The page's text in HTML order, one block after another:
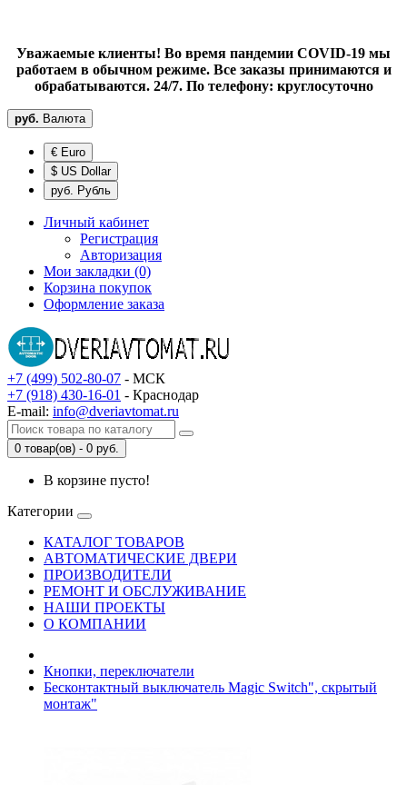
Уважаемые клиенты! Во время пандемии COVID-19 мы
работаем в обычном режиме. Все заказы принимаются и
обрабатываются. 24/7. По телефону: круглосуточно
руб. Валюта
€ Euro
$ US Dollar
руб. Рубль
Личный кабинет
Регистрация
Авторизация
Мои закладки (0)
Корзина покупок
Оформление заказа
+7 (499) 502-80-07 - МСК
+7 (918) 430-16-01 - Краснодар
E-mail: info@dveriavtomat.ru
0 товар(ов) - 0 руб.
В корзине пусто!
Категории
КАТАЛОГ ТОВАРОВ
АВТОМАТИЧЕСКИЕ ДВЕРИ
ПРОИЗВОДИТЕЛИ
РЕМОНТ И ОБСЛУЖИВАНИЕ
НАШИ ПРОЕКТЫ
О КОМПАНИИ
Кнопки, переключатели
Бесконтактный выключатель Magic Switch", скрытый
монтаж"